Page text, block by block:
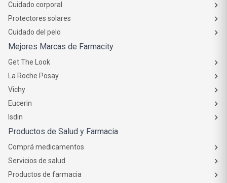
Cuidado corporal
Protectores solares
Cuidado del pelo
Mejores Marcas de Farmacity
Get The Look
La Roche Posay
Vichy
Eucerin
Isdin
Productos de Salud y Farmacia
Comprá medicamentos
Servicios de salud
Productos de farmacia